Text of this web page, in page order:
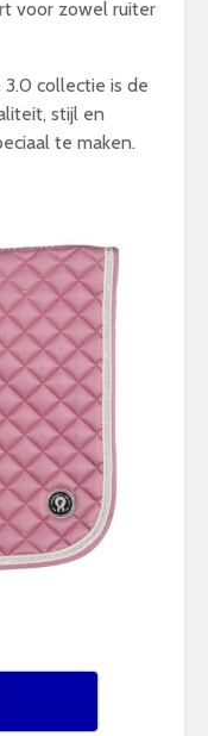
voor zowel ruiter
collectie is de
stijl en
te maken.